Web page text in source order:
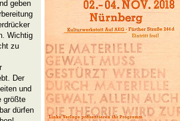
geben
Wichtig
zu
Der
und
größte
dürfen